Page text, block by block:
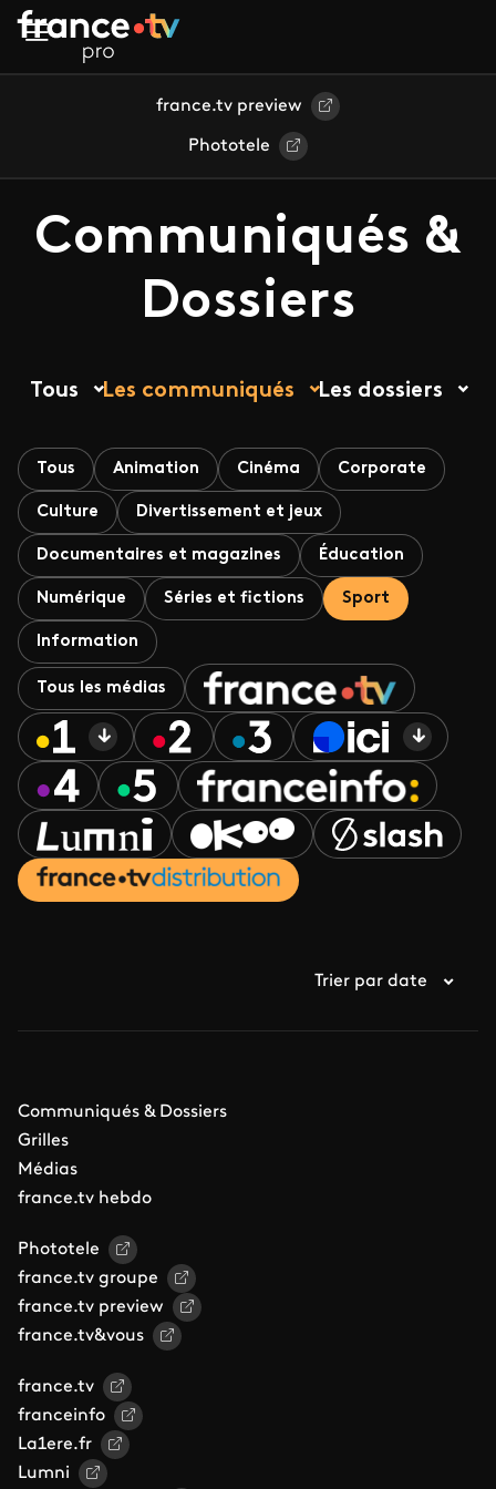
Aller au contenu principal
france.tv preview
Phototele
Communiqués &
Dossiers
Tous Les communiqués Les dossiers
Tous Animation Cinéma Corporate
Culture Divertissement et jeux
Documentaires et magazines Éducation
Numérique Séries et fictions Sport
Information
Tous les médias
Trier par date
Communiqués & Dossiers
Grilles
Médias
france.tv hebdo
Phototele
france.tv groupe
france.tv preview
france.tv&vous
france.tv
franceinfo
La1ere.fr
Lumni